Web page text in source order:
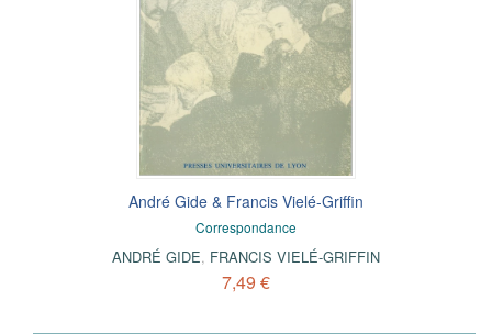
André Gide & Francis Vielé-Griffin
Correspondance
ANDRÉ GIDE, FRANCIS VIELÉ-GRIFFIN
7,49 €